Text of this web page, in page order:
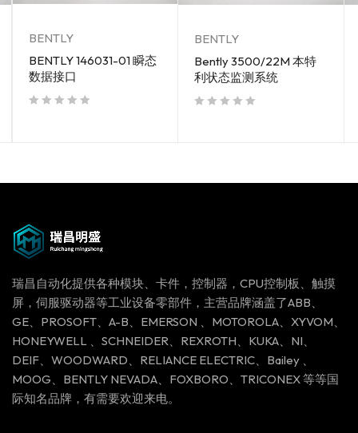
BENTLY
BENTLY 146031-01 瞬态
数据接口
BENTLY
Bently 3500/22M 本特
利状态监测系统
瑞昌自动化提供各种模块、卡件，控制器，CPU控制板、触摸
屏，伺服驱动器等工业设备零部件，主营品牌涵盖了ABB、
GE、PROSOFT、A-B、EMERSON 、MOTOROLA、XYVOM、
HONEYWELL 、SCHNEIDER、REXROTH、KUKA、NI、
DEIF、WOODWARD、RELIANCE ELECTRIC、Bailey 、
MOOG、BENTLY NEVADA、FOXBORO、TRICONEX 等等国
际知名品牌，有需要欢迎来电。